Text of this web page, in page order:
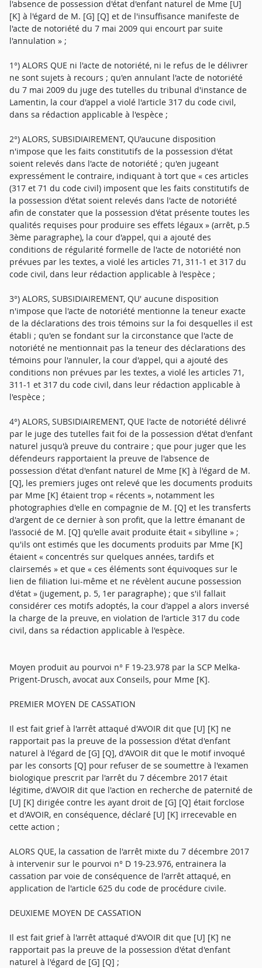
l'absence de possession d'état d'enfant naturel de Mme [U]
[K] à l'égard de M. [G] [Q] et de l'insuffisance manifeste de
l'acte de notoriété du 7 mai 2009 qui encourt par suite
l'annulation » ;
1°) ALORS QUE ni l'acte de notoriété, ni le refus de le délivrer
ne sont sujets à recours ; qu'en annulant l'acte de notoriété
du 7 mai 2009 du juge des tutelles du tribunal d'instance de
Lamentin, la cour d'appel a violé l'article 317 du code civil,
dans sa rédaction applicable à l'espèce ;
2°) ALORS, SUBSIDIAIREMENT, QU'aucune disposition
n'impose que les faits constitutifs de la possession d'état
soient relevés dans l'acte de notoriété ; qu'en jugeant
expressément le contraire, indiquant à tort que « ces articles
(317 et 71 du code civil) imposent que les faits constitutifs de
la possession d'état soient relevés dans l'acte de notoriété
afin de constater que la possession d'état présente toutes les
qualités requises pour produire ses effets légaux » (arrêt, p.5
3ème paragraphe), la cour d'appel, qui a ajouté des
conditions de régularité formelle de l'acte de notoriété non
prévues par les textes, a violé les articles 71, 311-1 et 317 du
code civil, dans leur rédaction applicable à l'espèce ;
3°) ALORS, SUBSIDIAIREMENT, QU' aucune disposition
n'impose que l'acte de notoriété mentionne la teneur exacte
de la déclarations des trois témoins sur la foi desquelles il est
établi ; qu'en se fondant sur la circonstance que l'acte de
notoriété ne mentionnait pas la teneur des déclarations des
témoins pour l'annuler, la cour d'appel, qui a ajouté des
conditions non prévues par les textes, a violé les articles 71,
311-1 et 317 du code civil, dans leur rédaction applicable à
l'espèce ;
4°) ALORS, SUBSIDIAIREMENT, QUE l'acte de notoriété délivré
par le juge des tutelles fait foi de la possession d'état d'enfant
naturel jusqu'à preuve du contraire ; que pour juger que les
défendeurs rapportaient la preuve de l'absence de
possession d'état d'enfant naturel de Mme [K] à l'égard de M.
[Q], les premiers juges ont relevé que les documents produits
par Mme [K] étaient trop « récents », notamment les
photographies d'elle en compagnie de M. [Q] et les transferts
d'argent de ce dernier à son profit, que la lettre émanant de
l'associé de M. [Q] qu'elle avait produite était « sibylline » ;
qu'ils ont estimés que les documents produits par Mme [K]
étaient « concentrés sur quelques années, tardifs et
clairsemés » et que « ces éléments sont équivoques sur le
lien de filiation lui-même et ne révèlent aucune possession
d'état » (jugement, p. 5, 1er paragraphe) ; que s'il fallait
considérer ces motifs adoptés, la cour d'appel a alors inversé
la charge de la preuve, en violation de l'article 317 du code
civil, dans sa rédaction applicable à l'espèce.
Moyen produit au pourvoi n° F 19-23.978 par la SCP Melka-
Prigent-Drusch, avocat aux Conseils, pour Mme [K].
PREMIER MOYEN DE CASSATION
Il est fait grief à l'arrêt attaqué d'AVOIR dit que [U] [K] ne
rapportait pas la preuve de la possession d'état d'enfant
naturel à l'égard de [G] [Q], d'AVOIR dit que le motif invoqué
par les consorts [Q] pour refuser de se soumettre à l'examen
biologique prescrit par l'arrêt du 7 décembre 2017 était
légitime, d'AVOIR dit que l'action en recherche de paternité de
[U] [K] dirigée contre les ayant droit de [G] [Q] était forclose
et d'AVOIR, en conséquence, déclaré [U] [K] irrecevable en
cette action ;
ALORS QUE, la cassation de l'arrêt mixte du 7 décembre 2017
à intervenir sur le pourvoi n° D 19-23.976, entrainera la
cassation par voie de conséquence de l'arrêt attaqué, en
application de l'article 625 du code de procédure civile.
DEUXIEME MOYEN DE CASSATION
Il est fait grief à l'arrêt attaqué d'AVOIR dit que [U] [K] ne
rapportait pas la preuve de la possession d'état d'enfant
naturel à l'égard de [G] [Q] ;